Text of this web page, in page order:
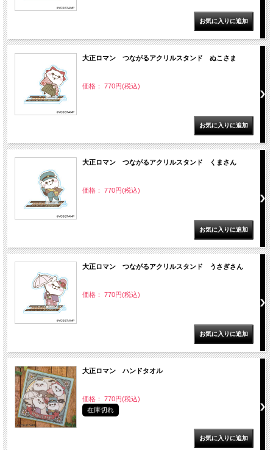
大正ロマン つながるアクリルスタンド ぬこさま
価格： 770円(税込)
大正ロマン つながるアクリルスタンド くまさん
価格： 770円(税込)
大正ロマン つながるアクリルスタンド うさぎさん
価格： 770円(税込)
大正ロマン ハンドタオル
価格： 770円(税込)
在庫切れ